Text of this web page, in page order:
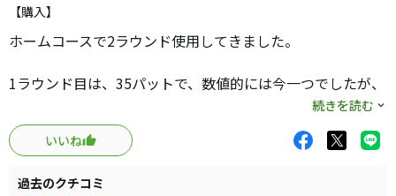
【購入】
ホームコースで2ラウンド使用してきました。
1ラウンド目は、35パットで、数値的には今一つでしたが、
アプローチが寄り切らなかったり、距離があったり難しい
ラインにパーonしてしまった事が多かったためで、内容的
には手ごたえ十分のパッティングでした。
重厚感がある打感は、屋外で更に魅力を増します。
続きを読む
いいね
過去のクチコミ